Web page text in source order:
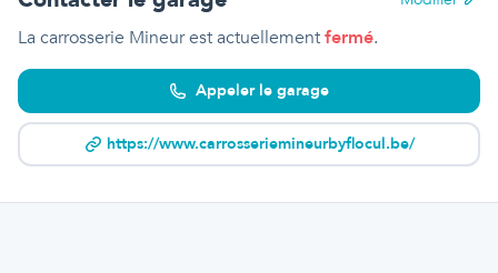
La carrosserie Mineurest actuellementfermé.
Appeler le garage
https://www.carrosseriemineurbyflocul.be/